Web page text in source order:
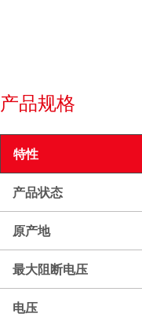
产品规格
特性
产品状态
原产地
最大阻断电压
电压